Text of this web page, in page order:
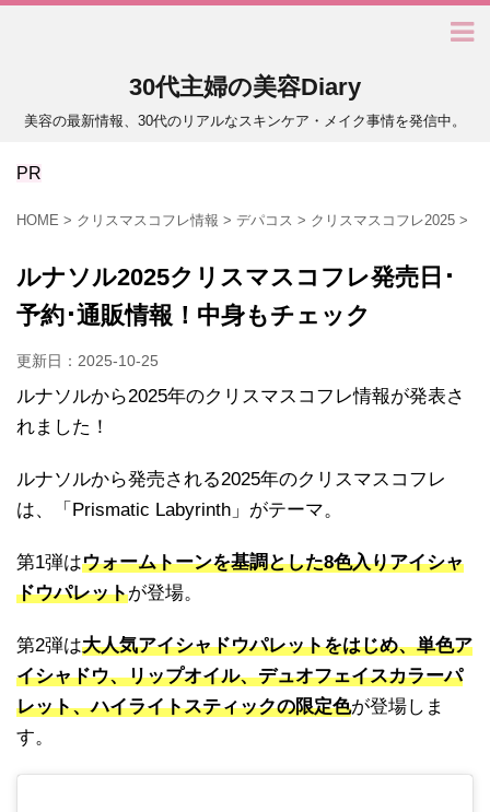
30代主婦の美容Diary
美容の最新情報、30代のリアルなスキンケア・メイク事情を発信中。
PR
HOME > クリスマスコフレ情報 > デパコス > クリスマスコフレ2025 >
ルナソル2025クリスマスコフレ発売日･
予約･通販情報！中身もチェック
更新日： 2025-10-25
ルナソルから2025年のクリスマスコフレ情報が発表さ
れました！
ルナソルから発売される2025年のクリスマスコフレ
は、「Prismatic Labyrinth」がテーマ。
第1弾はウォームトーンを基調とした8色入りアイシャ
ドウパレットが登場。
第2弾は大人気アイシャドウパレットをはじめ、単色ア
イシャドウ、リップオイル、デュオフェイスカラーパ
レット、ハイライトスティックの限定色が登場しま
す。